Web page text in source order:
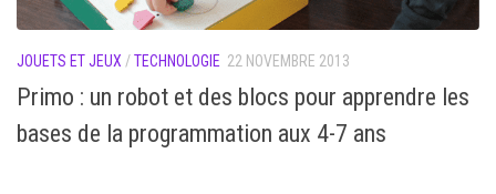
JOUETS ET JEUX /TECHNOLOGIE 22 NOVEMBRE 2013
Primo : un robot et des blocs pour apprendre les
bases de la programmation aux 4-7 ans